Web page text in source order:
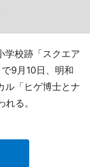
学校跡「スクエア
9月10日、明和
ル「ヒゲ博士とナ
る。